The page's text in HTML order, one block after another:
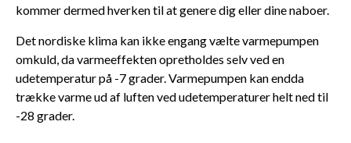
kommer dermed hverken til at genere dig eller dine naboer.
Det nordiske klima kan ikke engang vælte varmepumpen
omkuld, da varmeeffekten opretholdes selv ved en
udetemperatur på -7 grader. Varmepumpen kan endda
trække varme ud af luften ved udetemperaturer helt ned til
-28 grader.